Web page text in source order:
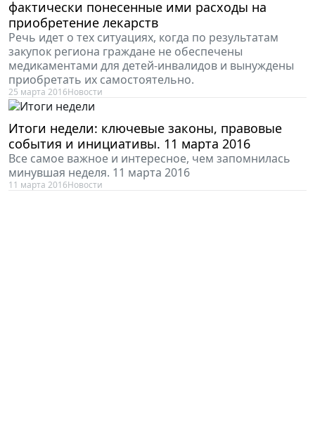
фактически понесенные ими расходы на
приобретение лекарств
Речь идет о тех ситуациях, когда по результатам
закупок региона граждане не обеспечены
медикаментами для детей-инвалидов и вынуждены
приобретать их самостоятельно.
25 марта 2016Новости
Итоги недели: ключевые законы, правовые
события и инициативы. 11 марта 2016
Все самое важное и интересное, чем запомнилась
минувшая неделя. 11 марта 2016
11 марта 2016Новости